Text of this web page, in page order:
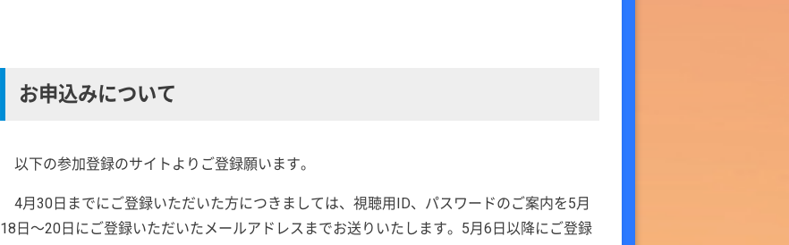
お申込みについて
以下の参加登録のサイトよりご登録願います。
4月30日までにご登録いただいた方につきましては、視聴用ID、パスワードのご案内を5月
18日～20日にご登録いただいたメールアドレスまでお送りいたします。5月6日以降にご登録